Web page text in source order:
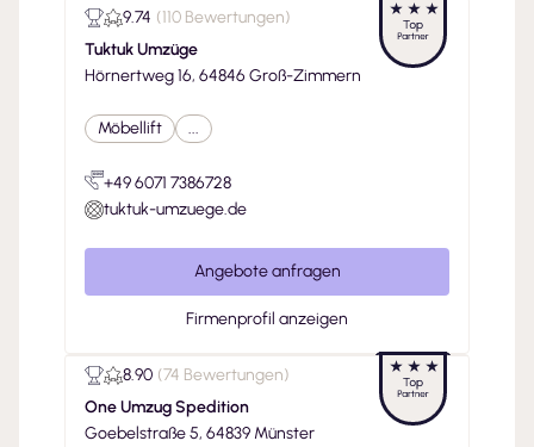
9.74 (110 Bewertungen)
Tuktuk Umzüge
Hörnertweg 16, 64846 Groß-Zimmern
Möbellift ...
+49 6071 7386728
tuktuk-umzuege.de
Angebote anfragen
Firmenprofil anzeigen
8.90 (74 Bewertungen)
One Umzug Spedition
Goebelstraße 5, 64839 Münster